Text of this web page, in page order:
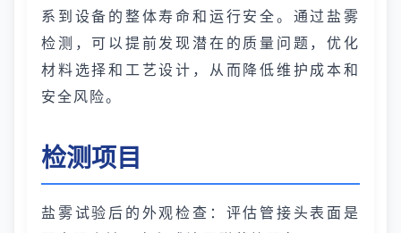
系到设备的整体寿命和运行安全。通过盐雾
检测，可以提前发现潜在的质量问题，优化
材料选择和工艺设计，从而降低维护成本和
安全风险。
检测项目
盐雾试验后的外观检查：评估管接头表面是